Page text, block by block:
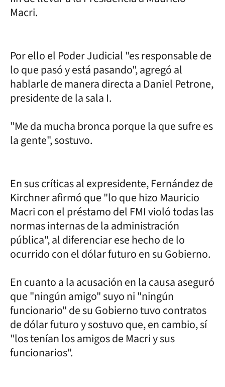
Macri.
Por ello el Poder Judicial "es responsable de
lo que pasó y está pasando", agregó al
hablarle de manera directa a Daniel Petrone,
presidente de la sala I.
"Me da mucha bronca porque la que sufre es
la gente", sostuvo.
En sus críticas al expresidente, Fernández de
Kirchner afirmó que "lo que hizo Mauricio
Macri con el préstamo del FMI violó todas las
normas internas de la administración
pública", al diferenciar ese hecho de lo
ocurrido con el dólar futuro en su Gobierno.
En cuanto a la acusación en la causa aseguró
que "ningún amigo" suyo ni "ningún
funcionario" de su Gobierno tuvo contratos
de dólar futuro y sostuvo que, en cambio, sí
"los tenían los amigos de Macri y sus
funcionarios".